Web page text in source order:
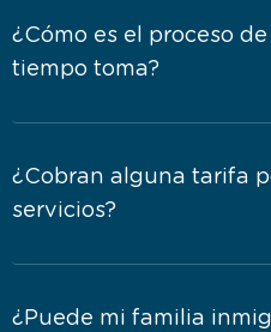
¿Cómo es el proceso
tiempo toma?
¿Cobran alguna tarifa
servicios?
¿Puede mi familia